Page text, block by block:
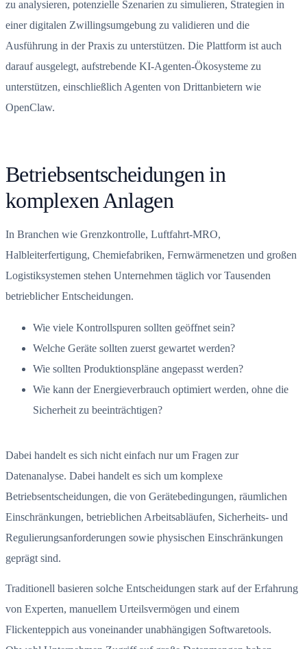
zu analysieren, potenzielle Szenarien zu simulieren, Strategien in
einer digitalen Zwillingsumgebung zu validieren und die
Ausführung in der Praxis zu unterstützen. Die Plattform ist auch
darauf ausgelegt, aufstrebende KI-Agenten-Ökosysteme zu
unterstützen, einschließlich Agenten von Drittanbietern wie
OpenClaw.
Betriebsentscheidungen in
komplexen Anlagen
In Branchen wie Grenzkontrolle, Luftfahrt-MRO,
Halbleiterfertigung, Chemiefabriken, Fernwärmenetzen und großen
Logistiksystemen stehen Unternehmen täglich vor Tausenden
betrieblicher Entscheidungen.
Wie viele Kontrollspuren sollten geöffnet sein?
Welche Geräte sollten zuerst gewartet werden?
Wie sollten Produktionspläne angepasst werden?
Wie kann der Energieverbrauch optimiert werden, ohne die
Sicherheit zu beeinträchtigen?
Dabei handelt es sich nicht einfach nur um Fragen zur
Datenanalyse. Dabei handelt es sich um komplexe
Betriebsentscheidungen, die von Gerätebedingungen, räumlichen
Einschränkungen, betrieblichen Arbeitsabläufen, Sicherheits- und
Regulierungsanforderungen sowie physischen Einschränkungen
geprägt sind.
Traditionell basieren solche Entscheidungen stark auf der Erfahrung
von Experten, manuellem Urteilsvermögen und einem
Flickenteppich aus voneinander unabhängigen Softwaretools.